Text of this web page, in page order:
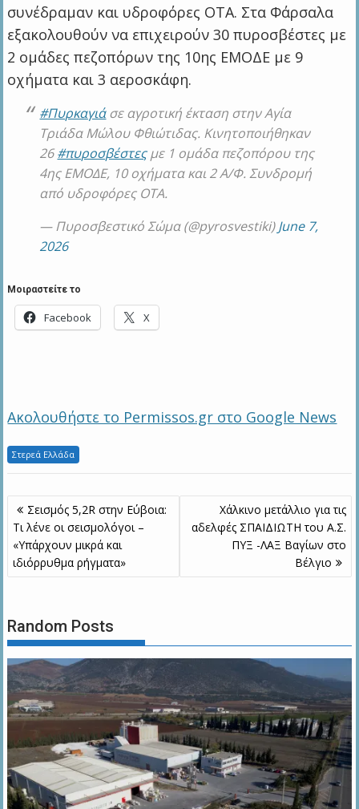
συνέδραμαν και υδροφόρες ΟΤΑ. Στα Φάρσαλα
εξακολουθούν να επιχειρούν 30 πυροσβέστες με
2 ομάδες πεζοπόρων της 10ης ΕΜΟΔΕ με 9
οχήματα και 3 αεροσκάφη.
#Πυρκαγιάσε αγροτική έκταση στην Αγία
Τριάδα Μώλου Φθιώτιδας. Κινητοποιήθηκαν
26#πυροσβέστεςμε 1 ομάδα πεζοπόρου της
4ης ΕΜΟΔΕ, 10 οχήματα και 2 Α/Φ. Συνδρομή
από υδροφόρες ΟΤΑ.
— Πυροσβεστικό Σώμα (@pyrosvestiki)June 7,
2026
Μοιραστείτε το
Facebook X
Ακολουθήστε το Permissos.gr στο Google News
Στερεά Ελλάδα
Πλοήγηση
άρθρων
Σεισμός 5,2R στην Εύβοια:
Τι λένε οι σεισμολόγοι –
«Υπάρχουν μικρά και
ιδιόρρυθμα ρήγματα»
Xάλκινο μετάλλιο για τις
αδελφές ΣΠΑΙΔΙΩΤΗ του Α.Σ.
ΠΥΞ -ΛΑΞ Βαγίων στο
Βέλγιο
Random Posts